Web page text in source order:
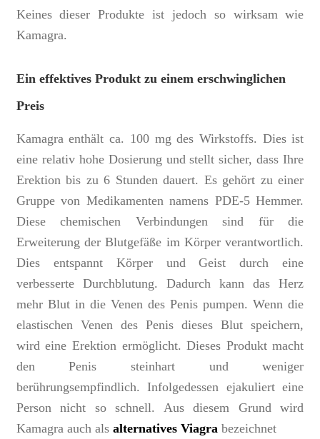
Keines dieser Produkte ist jedoch so wirksam wie
Kamagra.
Ein effektives Produkt zu einem erschwinglichen
Preis
Kamagra enthält ca. 100 mg des Wirkstoffs. Dies ist
eine relativ hohe Dosierung und stellt sicher, dass Ihre
Erektion bis zu 6 Stunden dauert. Es gehört zu einer
Gruppe von Medikamenten namens PDE-5 Hemmer.
Diese chemischen Verbindungen sind für die
Erweiterung der Blutgefäße im Körper verantwortlich.
Dies entspannt Körper und Geist durch eine
verbesserte Durchblutung. Dadurch kann das Herz
mehr Blut in die Venen des Penis pumpen. Wenn die
elastischen Venen des Penis dieses Blut speichern,
wird eine Erektion ermöglicht. Dieses Produkt macht
den Penis steinhart und weniger
berührungsempfindlich. Infolgedessen ejakuliert eine
Person nicht so schnell. Aus diesem Grund wird
Kamagra auch als alternatives Viagra bezeichnet